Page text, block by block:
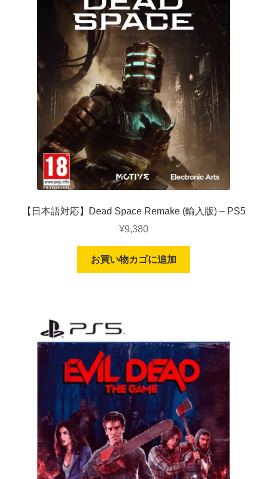
【日本語対応】Dead Space Remake (輸入版) – PS5
¥9,380
お買い物カゴに追加